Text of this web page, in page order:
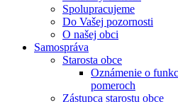
Spolupracujeme
Do Vašej pozornosti
O našej obci
Samospráva
Starosta obce
Oznámenie o
pomeroch
Zástupca starostu obce